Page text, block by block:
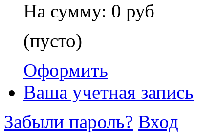
На сумму: 0 руб
(пусто)
Оформить
Ваша учетная запись
Забыли пароль? Вход